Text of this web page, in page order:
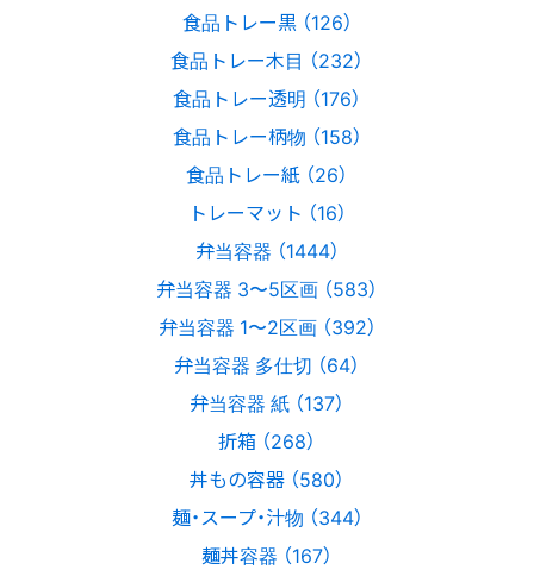
食品トレー黒 （126）
食品トレー木目 （232）
食品トレー透明 （176）
食品トレー柄物 （158）
食品トレー紙 （26）
トレーマット （16）
弁当容器 （1444）
弁当容器 3〜5区画 （583）
弁当容器 1〜2区画 （392）
弁当容器 多仕切 （64）
弁当容器 紙 （137）
折箱 （268）
丼もの容器 （580）
麺・スープ・汁物 （344）
麺丼容器 （167）